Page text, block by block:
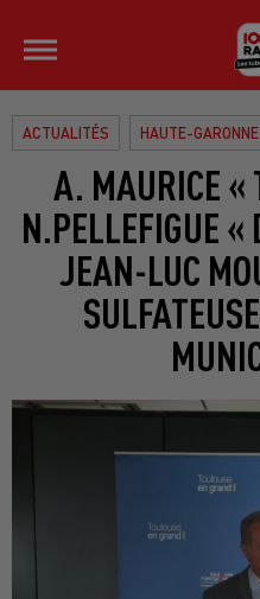
ACTUALITÉS HAUTE-GARONNE
A. MAURICE «
N.PELLEFIGUE
JEAN-LUC